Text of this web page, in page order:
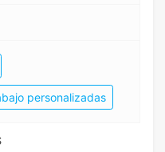
personalizadas